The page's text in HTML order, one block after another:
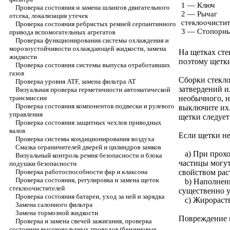
Проверка состояния и замена шлангов двигательного
отсека, локализация утечек
Проверка состояния ребристых ремней серпантинного
привода вспомогательных агрегатов
Проверка функционирования системы охлаждения и
морозоустойчивости охлаждающей жидкости, замена
жидкости
Проверка состояния системы выпуска отработавших
газов
Проверка уровня ATF, замена фильтра АТ
Визуальная проверка герметичности автоматической
трансмиссии
Проверка состояния компонентов подвески и рулевого
управления
Проверка состояния защитных чехлов приводных
валов
Проверка системы кондиционирования воздуха
Смазка ограничителей дверей и цилиндров замков
Визуальный контроль ремня безопасности и блока
подушки безопасности
Проверка работоспособности фар и клаксона
Проверка состояния, регулировка и замена щеток
стеклоочистителей
Проверка состояния батареи, уход за ней и зарядка
Замена салонного фильтра
Замена тормозной жидкости
Проверка и замена свечей зажигания, проверка
1 — Ключ
2 — Рычаг
3 —
На щетках
поэтому
Сборки
затвердений
необычного,
выключите
щетки
Если щетки
а) При
частицы
свойством
b)
существенно
с)
Повреждение